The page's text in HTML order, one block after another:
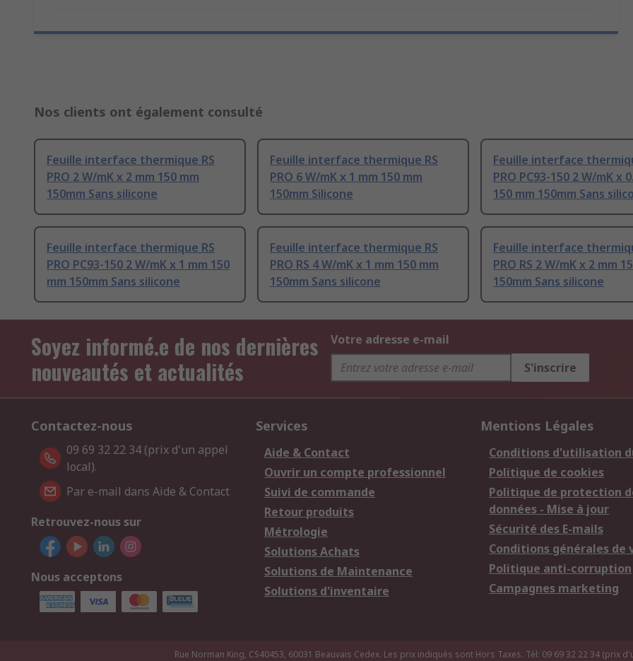
Nos clients ont également consulté
Feuille interface thermique RS
PRO 2 W/mK x 2 mm 150 mm
150mm Sans silicone
Feuille interface thermique RS
PRO 6 W/mK x 1 mm 150 mm
150mm Silicone
Feuille interface
PRO PC93-150 2 W/mK x
150 mm 150mm Sans
Feuille interface thermique RS
PRO PC93-150 2 W/mK x 1 mm 150
mm 150mm Sans silicone
Feuille interface thermique RS
PRO RS 4 W/mK x 1 mm 150 mm
150mm Sans silicone
Feuille interface
PRO RS 2 W/mK x 2 mm
150mm Sans silicone
Soyez informé.e de nos dernières
nouveautés et actualités
Votre adresse e-mail
S'inscrire
Contactez-nous
09 69 32 22 34 (prix d'un appel
local).
Par e-mail dans Aide & Contact
Retrouvez-nous sur
Nous acceptons
Services
Aide & Contact
Ouvrir un compte professionnel
Suivi de commande
Retour produits
Métrologie
Solutions Achats
Solutions de Maintenance
Solutions d'inventaire
Mentions Légales
Conditions d'utilisation
Politique de cookies
Politique de protection
données - Mise à jour
Sécurité des E-mails
Conditions générales de
Politique anti-corruption
Campagnes marketing
Rue Norman King, CS40453, 60031 Beauvais Cedex. Les prix indiqués sont Hors Taxes. Tél: 09 69 32 22 34 (prix